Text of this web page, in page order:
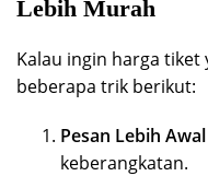
Lebih Murah
Kalau ingin harga tiket
beberapa trik berikut:
Pesan Lebih Awal
keberangkatan.